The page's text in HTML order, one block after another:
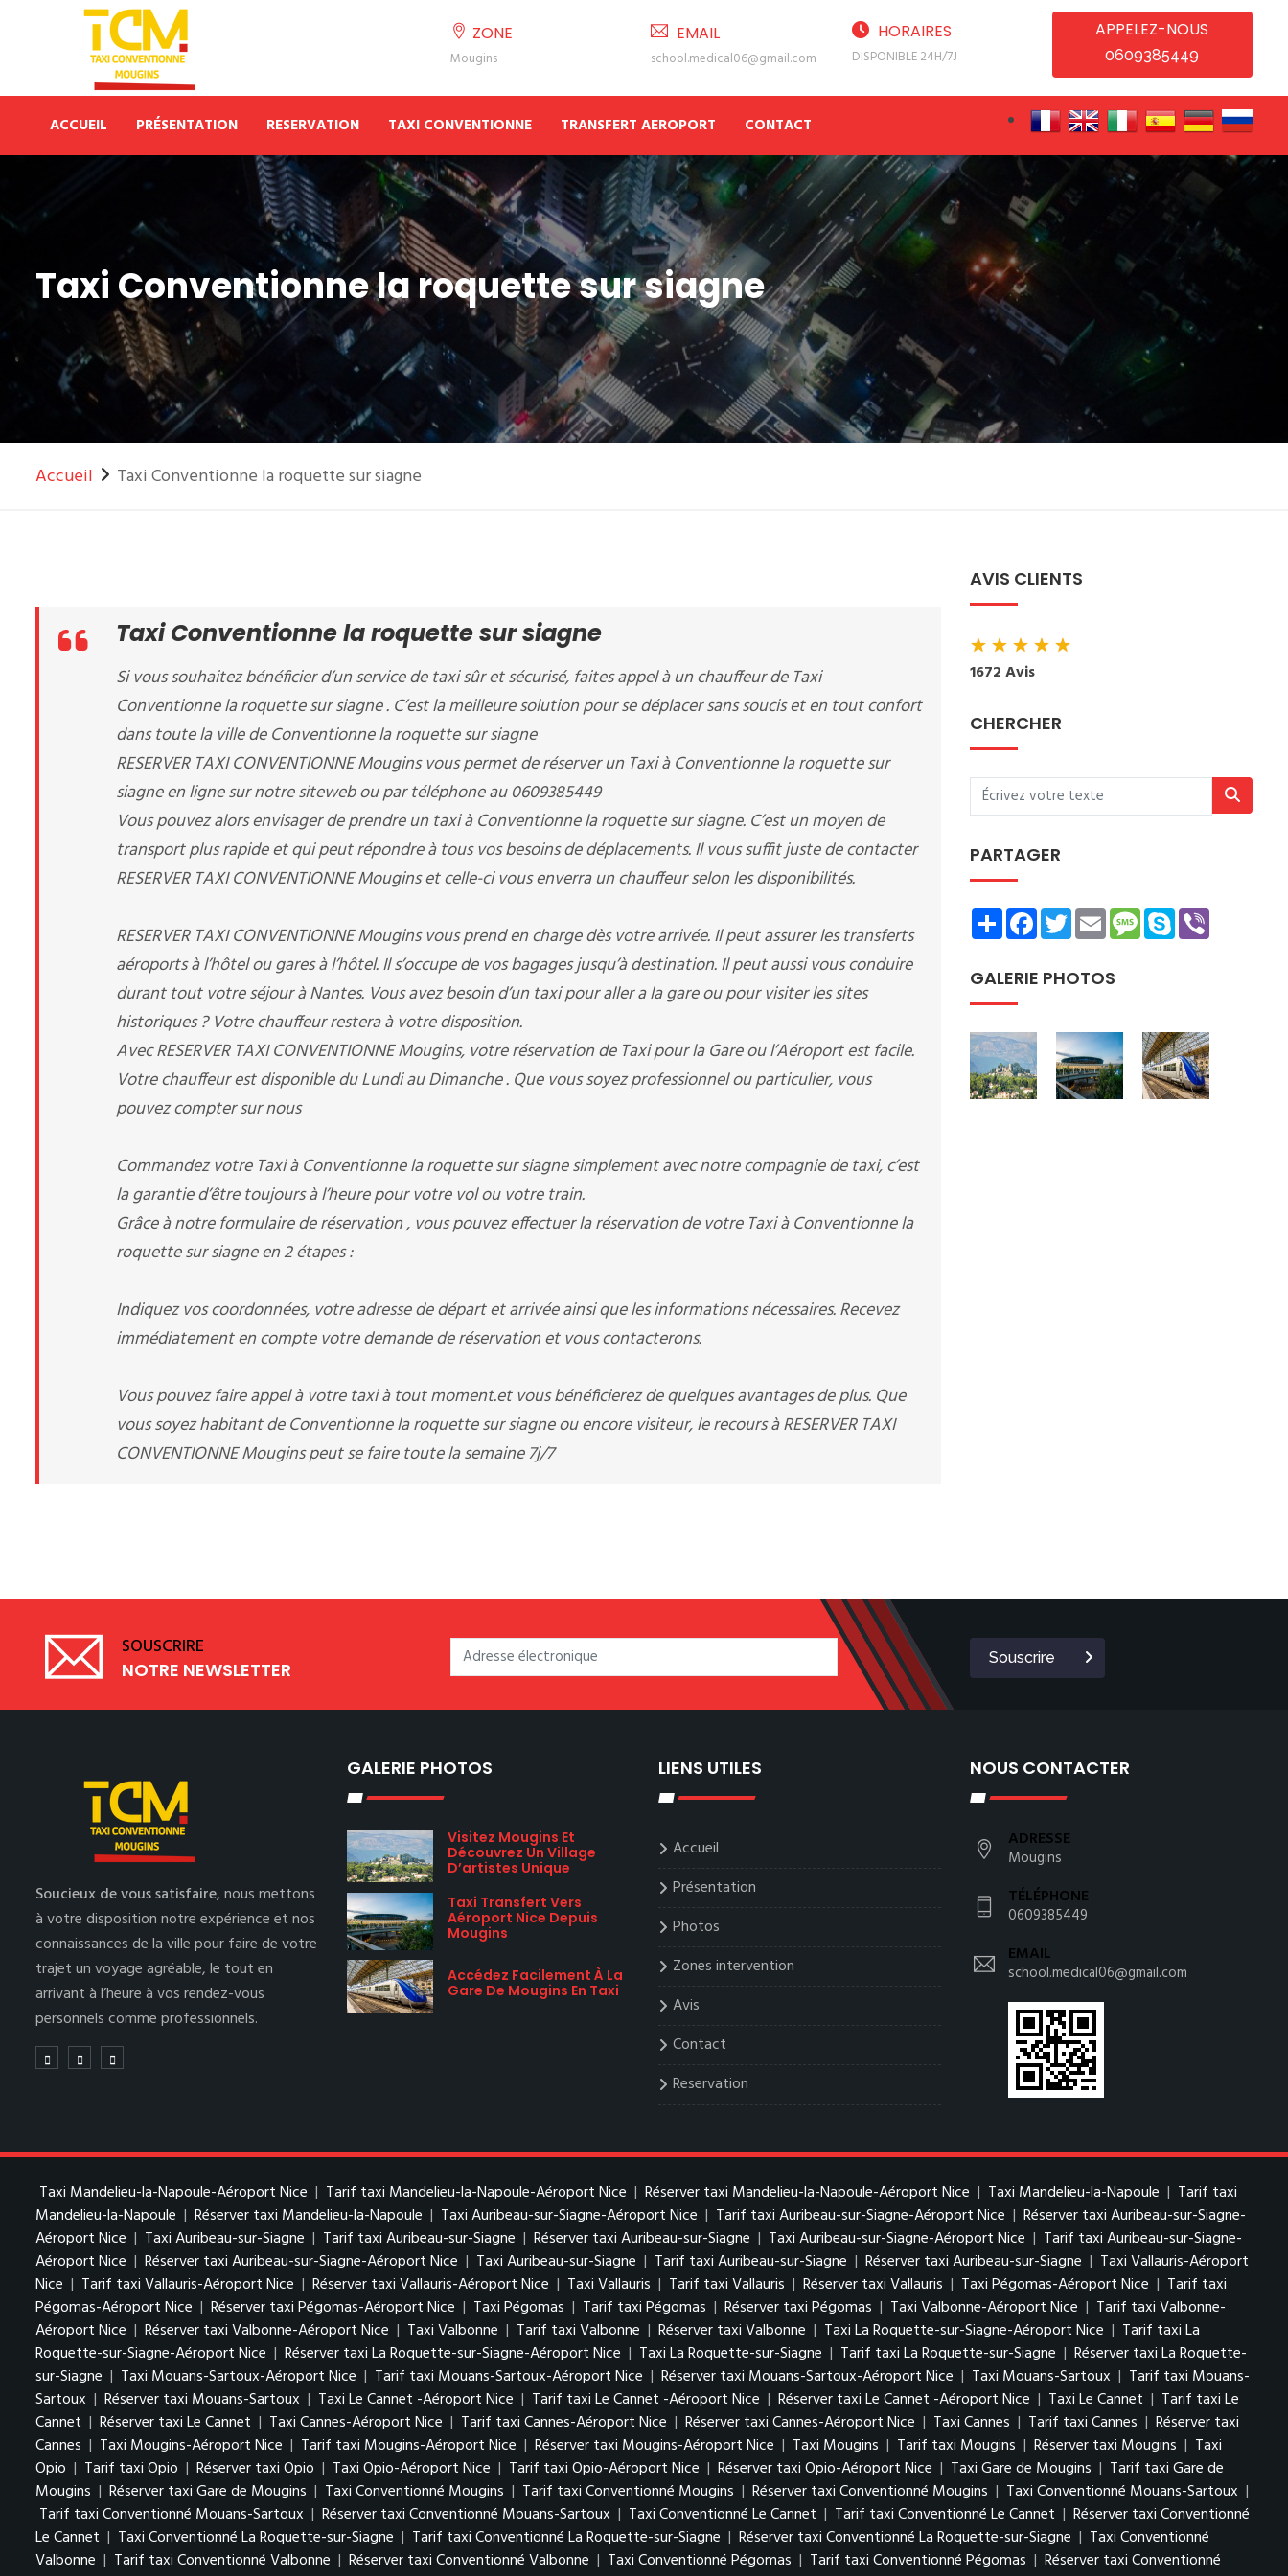
ZONE
Mougins
EMAIL
school.medical06@gmail.com
HORAIRES
DISPONIBLE 24H/7J
APPELEZ-NOUS
0609385449
ACCUEIL PRÉSENTATION RESERVATION TAXI CONVENTIONNE TRANSFERT AEROPORT CONTACT
Taxi Conventionne la roquette sur siagne
Accueil Taxi Conventionne la roquette sur siagne
Taxi Conventionne la roquette sur siagne
Si vous souhaitez bénéficier d’un service de taxi sûr et sécurisé, faites appel à un chauffeur de Taxi
Conventionne la roquette sur siagne . C’est la meilleure solution pour se déplacer sans soucis et en tout confort
dans toute la ville de Conventionne la roquette sur siagne
RESERVER TAXI CONVENTIONNE Mougins vous permet de réserver un Taxi à Conventionne la roquette sur
siagne en ligne sur notre siteweb ou par téléphone au 0609385449
Vous pouvez alors envisager de prendre un taxi à Conventionne la roquette sur siagne. C’est un moyen de
transport plus rapide et qui peut répondre à tous vos besoins de déplacements. Il vous suffit juste de contacter
RESERVER TAXI CONVENTIONNE Mougins et celle-ci vous enverra un chauffeur selon les disponibilités.
RESERVER TAXI CONVENTIONNE Mougins vous prend en charge dès votre arrivée. Il peut assurer les transferts
aéroports à l’hôtel ou gares à l’hôtel. Il s’occupe de vos bagages jusqu’à destination. Il peut aussi vous conduire
durant tout votre séjour à Nantes. Vous avez besoin d’un taxi pour aller a la gare ou pour visiter les sites
historiques ? Votre chauffeur restera à votre disposition.
Avec RESERVER TAXI CONVENTIONNE Mougins, votre réservation de Taxi pour la Gare ou l’Aéroport est facile.
Votre chauffeur est disponible du Lundi au Dimanche . Que vous soyez professionnel ou particulier, vous
pouvez compter sur nous
Commandez votre Taxi à Conventionne la roquette sur siagne simplement avec notre compagnie de taxi, c’est
la garantie d’être toujours à l’heure pour votre vol ou votre train.
Grâce à notre formulaire de réservation , vous pouvez effectuer la réservation de votre Taxi à Conventionne la
roquette sur siagne en 2 étapes :
Indiquez vos coordonnées, votre adresse de départ et arrivée ainsi que les informations nécessaires. Recevez
immédiatement en compte votre demande de réservation et vous contacterons.
Vous pouvez faire appel à votre taxi à tout moment.et vous bénéficierez de quelques avantages de plus. Que
vous soyez habitant de Conventionne la roquette sur siagne ou encore visiteur, le recours à RESERVER TAXI
CONVENTIONNE Mougins peut se faire toute la semaine 7j/7
AVIS CLIENTS
★★★★★
1672 Avis
CHERCHER
PARTAGER
ShareFacebookTwitterEmailMessage
Skype
GALERIE PHOTOS
SOUSCRIRE
NOTRE NEWSLETTER
Souscrire
Soucieux de vous satisfaire,nous mettons
à votre disposition notre expérience et nos
connaissances de la ville pour faire de votre
trajet un voyage agréable, le tout en
arrivant à l’heure à vos rendez-vous
personnels comme professionnels.
GALERIE PHOTOS
Visitez Mougins Et
Découvrez Un Village
D’artistes Unique
Taxi Transfert Vers
Aéroport Nice Depuis
Mougins
Accédez Facilement À La
Gare De Mougins En Taxi
LIENS UTILES
Accueil
Présentation
Photos
Zones intervention
Avis
Contact
Reservation
NOUS CONTACTER
ADRESSE
Mougins
TÉLÉPHONE
0609385449
EMAIL
school.medical06@gmail.com
Taxi Mandelieu-la-Napoule-Aéroport Nice | Tarif taxi Mandelieu-la-Napoule-Aéroport Nice | Réserver taxi Mandelieu-la-Napoule-Aéroport Nice | Taxi Mandelieu-la-Napoule | Tarif taxi
Mandelieu-la-Napoule | Réserver taxi Mandelieu-la-Napoule | Taxi Auribeau-sur-Siagne-Aéroport Nice | Tarif taxi Auribeau-sur-Siagne-Aéroport Nice | Réserver taxi Auribeau-sur-Siagne-
Aéroport Nice | Taxi Auribeau-sur-Siagne | Tarif taxi Auribeau-sur-Siagne | Réserver taxi Auribeau-sur-Siagne | Taxi Auribeau-sur-Siagne-Aéroport Nice | Tarif taxi Auribeau-sur-Siagne-
Aéroport Nice | Réserver taxi Auribeau-sur-Siagne-Aéroport Nice | Taxi Auribeau-sur-Siagne | Tarif taxi Auribeau-sur-Siagne | Réserver taxi Auribeau-sur-Siagne | Taxi Vallauris-Aéroport
Nice | Tarif taxi Vallauris-Aéroport Nice | Réserver taxi Vallauris-Aéroport Nice | Taxi Vallauris | Tarif taxi Vallauris | Réserver taxi Vallauris | Taxi Pégomas-Aéroport Nice | Tarif taxi
Pégomas-Aéroport Nice | Réserver taxi Pégomas-Aéroport Nice | Taxi Pégomas | Tarif taxi Pégomas | Réserver taxi Pégomas | Taxi Valbonne-Aéroport Nice | Tarif taxi Valbonne-
Aéroport Nice | Réserver taxi Valbonne-Aéroport Nice | Taxi Valbonne | Tarif taxi Valbonne | Réserver taxi Valbonne | Taxi La Roquette-sur-Siagne-Aéroport Nice | Tarif taxi La
Roquette-sur-Siagne-Aéroport Nice | Réserver taxi La Roquette-sur-Siagne-Aéroport Nice | Taxi La Roquette-sur-Siagne | Tarif taxi La Roquette-sur-Siagne | Réserver taxi La Roquette-
sur-Siagne | Taxi Mouans-Sartoux-Aéroport Nice | Tarif taxi Mouans-Sartoux-Aéroport Nice | Réserver taxi Mouans-Sartoux-Aéroport Nice | Taxi Mouans-Sartoux | Tarif taxi Mouans-
Sartoux | Réserver taxi Mouans-Sartoux | Taxi Le Cannet -Aéroport Nice | Tarif taxi Le Cannet -Aéroport Nice | Réserver taxi Le Cannet -Aéroport Nice | Taxi Le Cannet | Tarif taxi Le
Cannet | Réserver taxi Le Cannet | Taxi Cannes-Aéroport Nice | Tarif taxi Cannes-Aéroport Nice | Réserver taxi Cannes-Aéroport Nice | Taxi Cannes | Tarif taxi Cannes | Réserver taxi
Cannes | Taxi Mougins-Aéroport Nice | Tarif taxi Mougins-Aéroport Nice | Réserver taxi Mougins-Aéroport Nice | Taxi Mougins | Tarif taxi Mougins | Réserver taxi Mougins | Taxi
Opio | Tarif taxi Opio | Réserver taxi Opio | Taxi Opio-Aéroport Nice | Tarif taxi Opio-Aéroport Nice | Réserver taxi Opio-Aéroport Nice | Taxi Gare de Mougins | Tarif taxi Gare de
Mougins | Réserver taxi Gare de Mougins | Taxi Conventionné Mougins | Tarif taxi Conventionné Mougins | Réserver taxi Conventionné Mougins | Taxi Conventionné Mouans-Sartoux |
Tarif taxi Conventionné Mouans-Sartoux | Réserver taxi Conventionné Mouans-Sartoux | Taxi Conventionné Le Cannet | Tarif taxi Conventionné Le Cannet | Réserver taxi Conventionné
Le Cannet | Taxi Conventionné La Roquette-sur-Siagne | Tarif taxi Conventionné La Roquette-sur-Siagne | Réserver taxi Conventionné La Roquette-sur-Siagne | Taxi Conventionné
Valbonne | Tarif taxi Conventionné Valbonne | Réserver taxi Conventionné Valbonne | Taxi Conventionné Pégomas | Tarif taxi Conventionné Pégomas | Réserver taxi Conventionné